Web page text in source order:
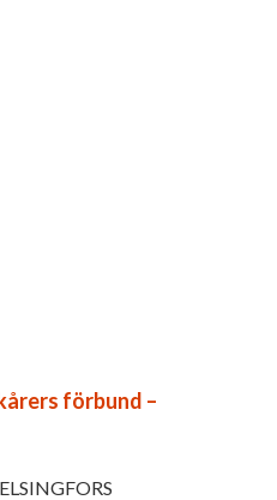
förbund –